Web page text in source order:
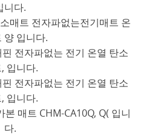
니다.
매트 전자파없는전기매트 온
양 입니다.
전자파없는 전기 온열 탄소
입니다.
전자파없는 전기 온열 탄소
입니다.
매트 CHM-CA10Q, Q( 입니
다.